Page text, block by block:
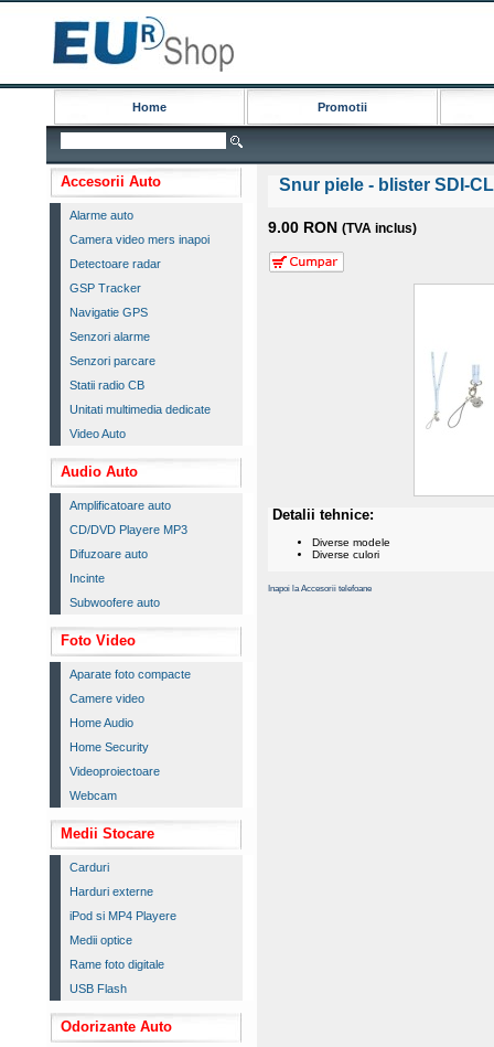
Home Promotii
Accesorii Auto
Alarme auto
Camera video mers inapoi
Detectoare radar
GSP Tracker
Navigatie GPS
Senzori alarme
Senzori parcare
Statii radio CB
Unitati multimedia dedicate
Video Auto
Audio Auto
Amplificatoare auto
CD/DVD Playere MP3
Difuzoare auto
Incinte
Subwoofere auto
Foto Video
Aparate foto compacte
Camere video
Home Audio
Home Security
Videoproiectoare
Webcam
Medii Stocare
Carduri
Harduri externe
iPod si MP4 Playere
Medii optice
Rame foto digitale
USB Flash
Odorizante Auto
Snur piele - blister SDI-CL
9.00 RON (TVA inclus)
Detalii tehnice:
Diverse modele
Diverse culori
Inapoi la Accesorii telefoane